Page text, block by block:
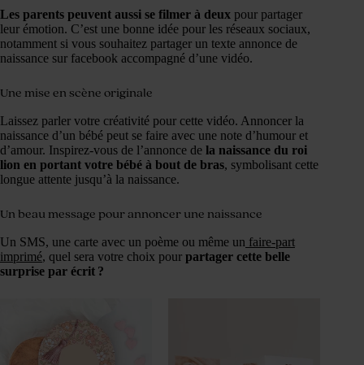
Les parents peuvent aussi se filmer à deux pour partager
leur émotion. C’est une bonne idée pour les réseaux sociaux,
notamment si vous souhaitez partager un texte annonce de
naissance sur facebook accompagné d’une vidéo.
Une mise en scène originale
Laissez parler votre créativité pour cette vidéo. Annoncer la
naissance d’un bébé peut se faire avec une note d’humour et
d’amour. Inspirez-vous de l’annonce de la naissance du roi
lion en portant votre bébé à bout de bras, symbolisant cette
longue attente jusqu’à la naissance.
Un beau message pour annoncer une naissance
Un SMS, une carte avec un poème ou même un faire-part
imprimé, quel sera votre choix pour partager cette belle
surprise par écrit ?